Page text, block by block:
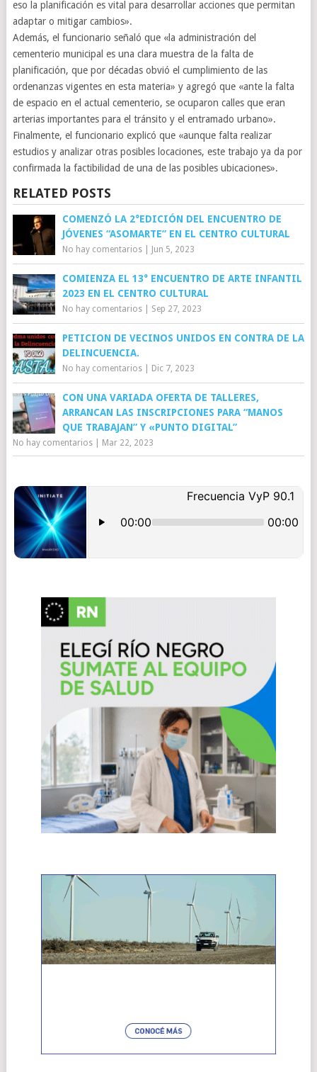
eso la planificación es vital para desarrollar acciones que permitan
adaptar o mitigar cambios».
Además, el funcionario señaló que «la administración del
cementerio municipal es una clara muestra de la falta de
planificación, que por décadas obvió el cumplimiento de las
ordenanzas vigentes en esta materia» y agregó que «ante la falta
de espacio en el actual cementerio, se ocuparon calles que eran
arterias importantes para el tránsito y el entramado urbano».
Finalmente, el funcionario explicó que «aunque falta realizar
estudios y analizar otras posibles locaciones, este trabajo ya da por
confirmada la factibilidad de una de las posibles ubicaciones».
RELATED POSTS
COMENZÓ LA 2°EDICIÓN DEL ENCUENTRO DE
JÓVENES “ASOMARTE” EN EL CENTRO CULTURAL
No hay comentarios| Jun 5, 2023
COMIENZA EL 13° ENCUENTRO DE ARTE INFANTIL
2023 EN EL CENTRO CULTURAL
No hay comentarios| Sep 27, 2023
PETICION DE VECINOS UNIDOS EN CONTRA DE LA
DELINCUENCIA.
No hay comentarios| Dic 7, 2023
CON UNA VARIADA OFERTA DE TALLERES,
ARRANCAN LAS INSCRIPCIONES PARA “MANOS
QUE TRABAJAN” Y «PUNTO DIGITAL”
No hay comentarios| Mar 22, 2023